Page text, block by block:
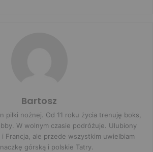
Bartosz
piłki nożnej. Od 11 roku życia trenuję boks,
W wolnym czasie podróżuje. Ulubiony
i Francja, ale przede wszystkim uwielbiam
górską i polskie Tatry.